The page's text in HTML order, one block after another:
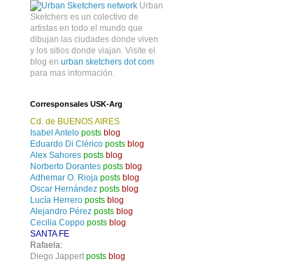
Urban
Sketchers es un colectivo de
artistas en todo el mundo que
dibujan las ciudades donde viven
y los sitios donde viajan. Visite el
blog en urban sketchers dot com
para mas información.
Corresponsales USK-Arg
Cd. de BUENOS AIRES
Isabel Antelo posts blog
Eduardo Di Clérico posts blog
Alex Sahores posts blog
Norberto Dorantes posts blog
Adhemar O. Rioja posts blog
Oscar Hernández posts blog
Lucía Herrero posts blog
Alejandro Pérez posts blog
Cecilia Coppo posts blog
SANTA FE
Rafaela:
Diego Jappert posts blog